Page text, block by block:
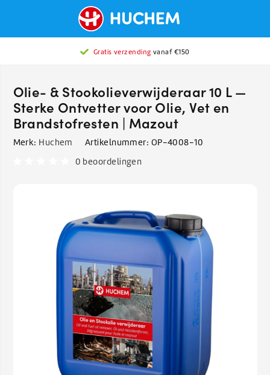
Gratis verzending vanaf €150
Olie- & Stookolie­verwijderaar 10 L —
Sterke Ontvetter voor Olie, Vet en
Brandstofresten | Mazout
Merk: Huchem Artikelnummer: OP-4008-10
0 beoordelingen